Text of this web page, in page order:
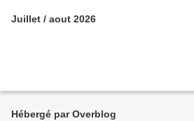
Juillet / aout 2026
Hébergé par Overblog